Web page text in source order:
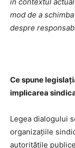
mod de a
despre
Ce spune
implicarea
Legea dialogului
organizaţiile
autorităţile